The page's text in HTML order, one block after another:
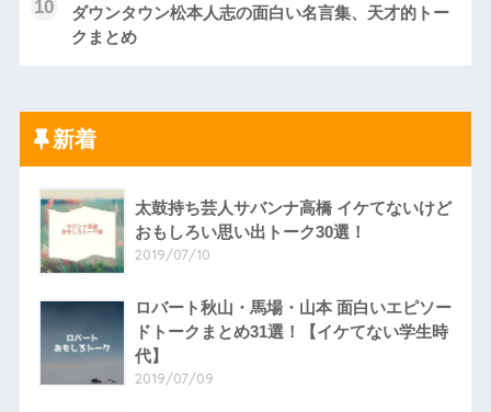
ダウンタウン松本人志の面白い名言集、天才的トー
クまとめ
新着
太鼓持ち芸人サバンナ高橋 イケてないけど
おもしろい思い出トーク30選！
2019/07/10
ロバート秋山・馬場・山本 面白いエピソー
ドトークまとめ31選！【イケてない学生時
代】
2019/07/09